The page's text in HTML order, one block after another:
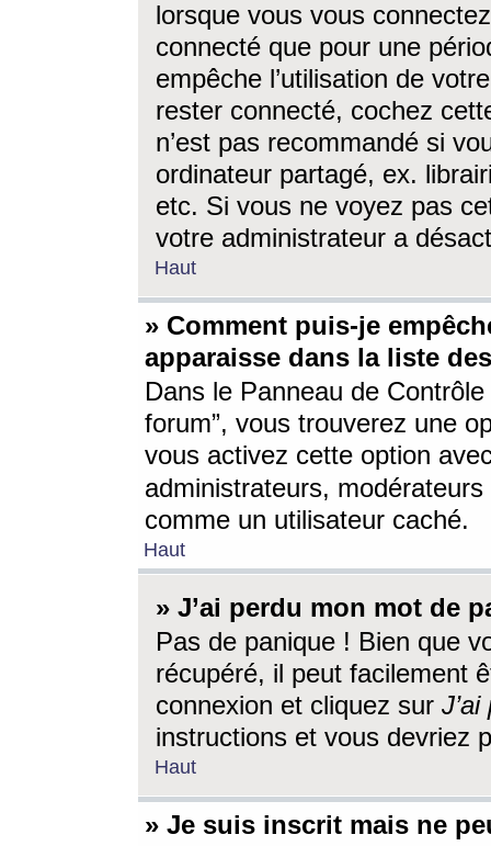
lorsque vous vous
connecté que pour une
empêche l’utilisation de
rester connecté, cochez
n’est pas recommandé si
ordinateur partagé, ex.
etc. Si vous ne voyez pas
votre administrateur a
Haut
» Comment puis-je
apparaisse dans la liste
Dans le Panneau de
forum”, vous trouverez une
vous activez cette option
administrateurs,
comme un utilisateur caché.
Haut
» J’ai perdu mon mot de
Pas de panique ! Bien que
récupéré, il peut facilement
connexion et cliquez sur
instructions et vous devriez
Haut
» Je suis inscrit mais ne